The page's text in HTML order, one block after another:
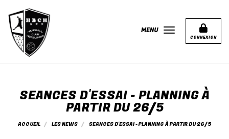
CONNEXION
MENU
SEANCES D'ESSAI - PLANNING À
PARTIR DU 26/5
ACCUEIL LES NEWS SEANCES D'ESSAI - PLANNING À PARTIR DU 26/5